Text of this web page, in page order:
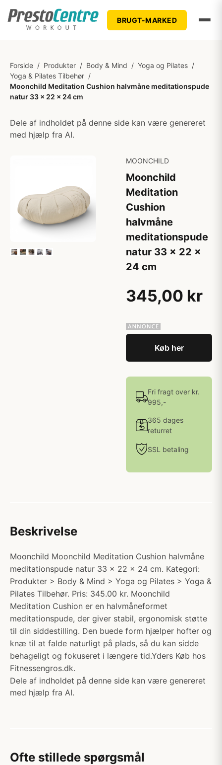
BRUGT-MARKED
Forside / Produkter / Body & Mind / Yoga og Pilates /
Yoga & Pilates Tilbehør /
Moonchild Meditation Cushion halvmåne meditationspude
natur 33 x 22 x 24 cm
Dele af indholdet på denne side kan være genereret
med hjælp fra AI.
MOONCHILD
Moonchild
Meditation
Cushion
halvmåne
meditationspude
natur 33 x 22 x
24 cm
345,00 kr
Køb her
Fri fragt over kr.
995,-
365 dages
returret
SSL betaling
Beskrivelse
Moonchild Moonchild Meditation Cushion halvmåne
meditationspude natur 33 x 22 x 24 cm. Kategori:
Produkter > Body & Mind > Yoga og Pilates > Yoga &
Pilates Tilbehør. Pris: 345.00 kr. Moonchild
Meditation Cushion er en halvmåneformet
meditationspude, der giver stabil, ergonomisk støtte
til din siddestilling. Den buede form hjælper hofter og
knæ til at falde naturligt på plads, så du kan sidde
behageligt og fokuseret i længere tid.Yders Køb hos
Fitnessengros.dk.
Dele af indholdet på denne side kan være genereret
med hjælp fra AI.
Ofte stillede spørgsmål